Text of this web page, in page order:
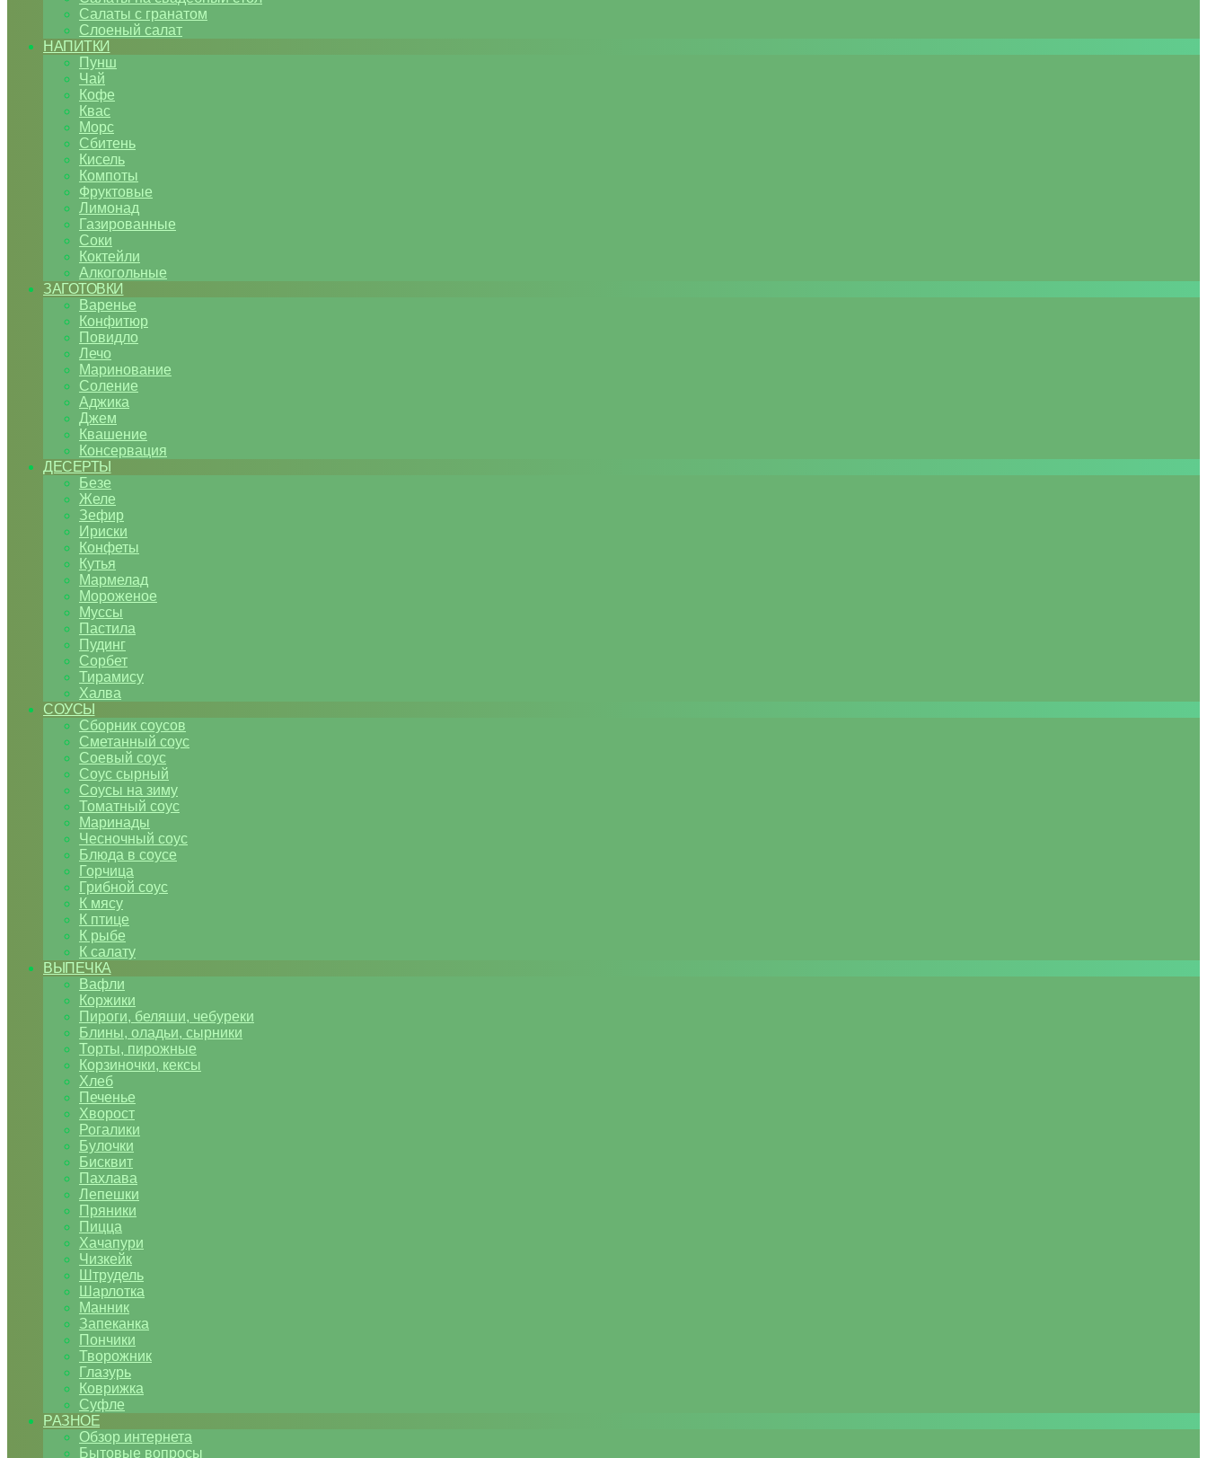
Салаты с гранатом
Слоеный салат
НАПИТКИ
Пунш
Чай
Кофе
Квас
Морс
Сбитень
Кисель
Компоты
Фруктовые
Лимонад
Газированные
Соки
Коктейли
Алкогольные
ЗАГОТОВКИ
Варенье
Конфитюр
Повидло
Лечо
Маринование
Соление
Аджика
Джем
Квашение
Консервация
ДЕСЕРТЫ
Безе
Желе
Зефир
Ириски
Конфеты
Кутья
Мармелад
Мороженое
Муссы
Пастила
Пудинг
Сорбет
Тирамису
Халва
СОУСЫ
Сборник соусов
Сметанный соус
Соевый соус
Соус сырный
Соусы на зиму
Томатный соус
Маринады
Чесночный соус
Блюда в соусе
Горчица
Грибной соус
К мясу
К птице
К рыбе
К салату
ВЫПЕЧКА
Вафли
Коржики
Пироги, беляши, чебуреки
Блины, оладьи, сырники
Торты, пирожные
Корзиночки, кексы
Хлеб
Печенье
Хворост
Рогалики
Булочки
Бисквит
Пахлава
Лепешки
Пряники
Пицца
Хачапури
Чизкейк
Штрудель
Шарлотка
Манник
Запеканка
Пончики
Творожник
Глазурь
Коврижка
Суфле
РАЗНОЕ
Обзор интернета
Бытовые вопросы